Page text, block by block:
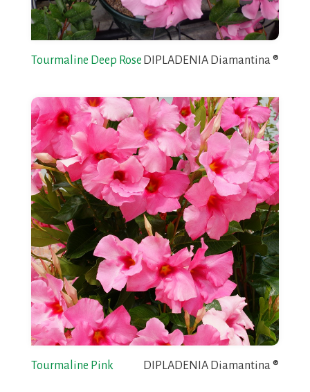
Tourmaline Deep Rose DIPLADENIA Diamantina ®
Tourmaline Pink DIPLADENIA Diamantina ®